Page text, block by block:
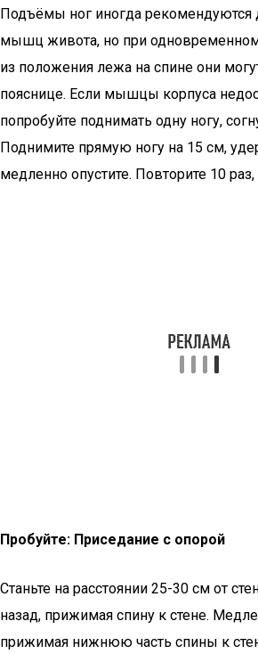
Подъёмы ног иногда рекомендуются
мышц живота, но при
из положения лежа на спине они
пояснице. Если мышцы корпуса
попробуйте поднимать одну ногу,
Поднимите прямую ногу на 15 см,
медленно опустите. Повторите 10
Пробуйте: Приседание с опорой
Станьте на расстоянии 25-30 см от
назад, прижимая спину к стене.
прижимая нижнюю часть спины к